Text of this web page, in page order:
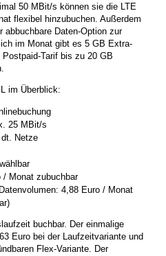
50 MBit/s können sie die LTE
flexibel hinzubuchen. Außerdem
abbuchbare Daten-Option zur
im Monat gibt es 5 GB Extra-
Tarif bis zu 20 GB
im Überblick:
25 MBit/s
Netze
/ Monat zubuchbar
4,88 Euro / Monat
buchbar. Der einmalige
Euro bei der Laufzeitvariante und
Flex-Variante. Der